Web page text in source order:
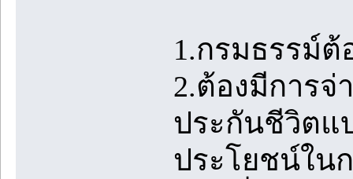
1.กรมธรรม์ต้
2.ต้องมีการ
ประกันชีวิตแ
ประโยชน์ใน